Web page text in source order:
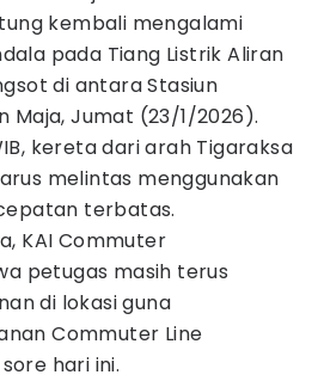
kembali mengalami
pada Tiang Listrik Aliran
di antara Stasiun
Maja, Jumat (23/1/2026).
kereta dari arah Tigaraksa
melintas menggunakan
terbatas.
KAI Commuter
petugas masih terus
di lokasi guna
Commuter Line
hari ini.